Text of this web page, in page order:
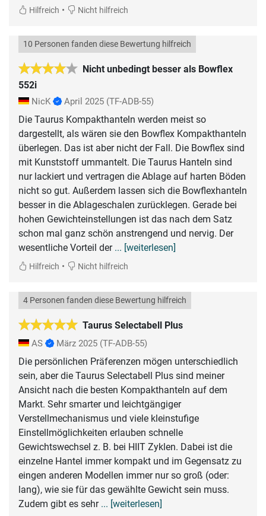
Hilfreich • Nicht hilfreich
Nicht unbedingt besser als Bowflex
552i
10 Personen fanden diese Bewertung hilfreich
NicK April 2025 (TF-ADB-55)
Die Taurus Kompakthanteln werden meist so
dargestellt, als wären sie den Bowflex Kompakthanteln
überlegen. Das ist aber nicht der Fall. Die Bowflex sind
mit Kunststoff ummantelt. Die Taurus Hanteln sind
nur lackiert und vertragen die Ablage auf harten Böden
nicht so gut. Außerdem lassen sich die Bowflexhanteln
besser in die Ablageschalen zurücklegen. Gerade bei
hohen Gewichteinstellungen ist das nach dem Satz
schon mal ganz schön anstrengend und nervig. Der
wesentliche Vorteil der ... [weiterlesen]
Hilfreich • Nicht hilfreich
Taurus Selectabell Plus
4 Personen fanden diese Bewertung hilfreich
AS März 2025 (TF-ADB-55)
Die persönlichen Präferenzen mögen unterschiedlich
sein, aber die Taurus Selectabell Plus sind meiner
Ansicht nach die besten Kompakthanteln auf dem
Markt. Sehr smarter und leichtgängiger
Verstellmechanismus und viele kleinstufige
Einstellmöglichkeiten erlauben schnelle
Gewichtswechsel z. B. bei HIIT Zyklen. Dabei ist die
einzelne Hantel immer kompakt und im Gegensatz zu
eingen anderen Modellen immer nur so groß (oder:
lang), wie sie für das gewählte Gewicht sein muss.
Zudem gibt es sehr ... [weiterlesen]